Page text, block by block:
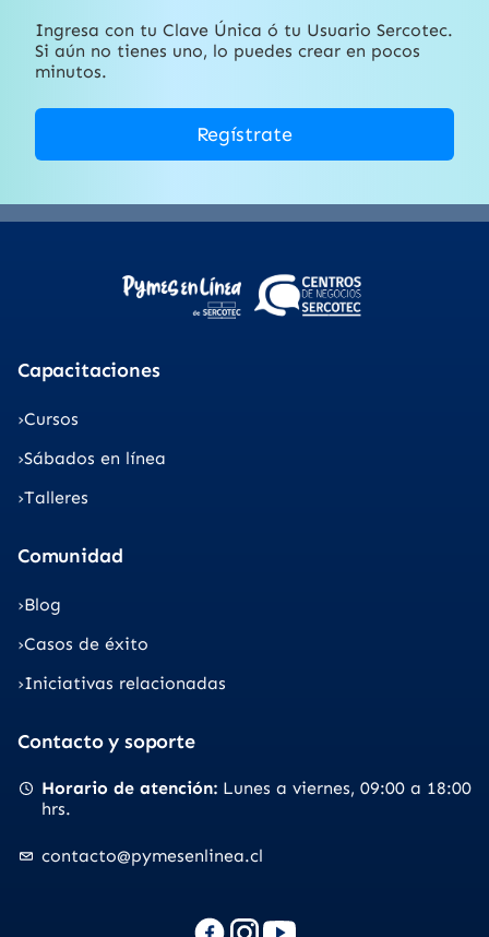
Ingresa con tu Clave Única ó tu Usuario Sercotec.
Si aún no tienes uno, lo puedes crear en pocos
minutos.
Regístrate
Capacitaciones
Cursos
Sábados en línea
Talleres
Comunidad
Blog
Casos de éxito
Iniciativas relacionadas
Contacto y soporte
Horario de atención Lunes a viernes 09:00 a 18:00
hrs.
contacto@pymesenlinea.cl